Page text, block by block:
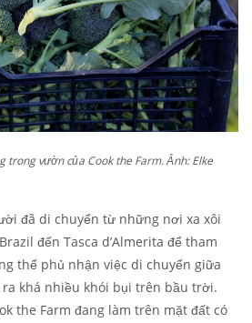
trong vườn của Cook the Farm. Ảnh: Elke
đã di chuyển từ những nơi xa xôi
đến Tasca d’Almerita để tham
thể phủ nhận việc di chuyển giữa
ra khá nhiều khói bụi trên bầu trời.
the Farm đang làm trên mặt đất có